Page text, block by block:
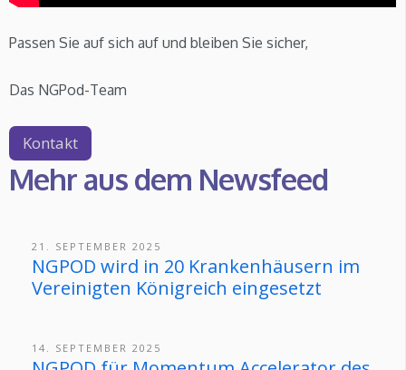
Passen Sie auf sich auf und bleiben Sie sicher,
Das NGPod-Team
Kontakt
Mehr aus dem Newsfeed
21. SEPTEMBER 2025
NGPOD wird in 20 Krankenhäusern im
Vereinigten Königreich eingesetzt
14. SEPTEMBER 2025